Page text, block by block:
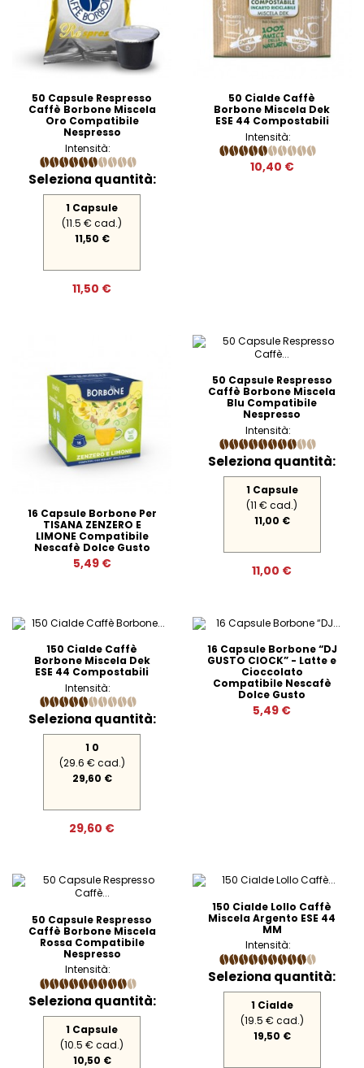
50 Capsule Respresso
Caffè Borbone Miscela
Oro Compatibile
Nespresso
Intensità:
Seleziona quantità:
1 Capsule
(11.5 € cad.)
11,50 €
11,50 €
50 Cialde Caffè
Borbone Miscela Dek
ESE 44 Compostabili
Intensità:
10,40 €
16 Capsule Borbone Per
TISANA ZENZERO E
LIMONE Compatibile
Nescafè Dolce Gusto
5,49 €
50 Capsule Respresso
Caffè Borbone Miscela
Blu Compatibile
Nespresso
Intensità:
Seleziona quantità:
1 Capsule
(11 € cad.)
11,00 €
11,00 €
150 Cialde Caffè
Borbone Miscela Dek
ESE 44 Compostabili
Intensità:
Seleziona quantità:
1 0
(29.6 € cad.)
29,60 €
29,60 €
16 Capsule Borbone “DJ
GUSTO CIOCK” - Latte e
Cioccolato
Compatibile Nescafè
Dolce Gusto
5,49 €
50 Capsule Respresso
Caffè Borbone Miscela
Rossa Compatibile
Nespresso
Intensità:
Seleziona quantità:
1 Capsule
(10.5 € cad.)
10,50 €
150 Cialde Lollo Caffè
Miscela Argento ESE 44
MM
Intensità:
Seleziona quantità:
1 Cialde
(19.5 € cad.)
19,50 €